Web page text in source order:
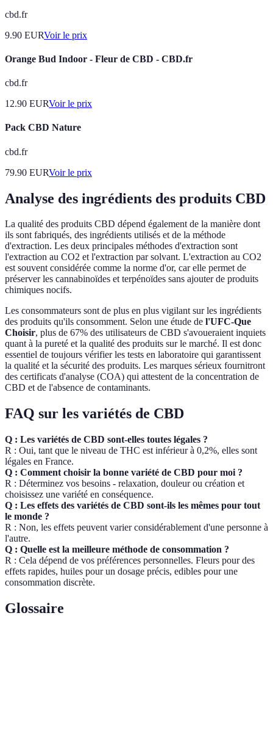
cbd.fr
9.90 EURVoir le prix
Orange Bud Indoor - Fleur de CBD - CBD.fr
cbd.fr
12.90 EURVoir le prix
Pack CBD Nature
cbd.fr
79.90 EURVoir le prix
Analyse des ingrédients des produits CBD
La qualité des produits CBD dépend également de la manière dont
ils sont fabriqués, des ingrédients utilisés et de la méthode
d'extraction. Les deux principales méthodes d'extraction sont
l'extraction au CO2 et l'extraction par solvant. L'extraction au CO2
est souvent considérée comme la norme d'or, car elle permet de
préserver les cannabinoïdes et terpénoïdes sans ajouter de produits
chimiques nocifs.
Les consommateurs sont de plus en plus vigilant sur les ingrédients
des produits qu'ils consomment. Selon une étude de l'UFC-Que
Choisir, plus de 67% des utilisateurs de CBD s'avoueraient inquiets
quant à la pureté et la qualité des produits sur le marché. Il est donc
essentiel de toujours vérifier les tests en laboratoire qui garantissent
la qualité et la sécurité des produits. Les marques sérieux fournitront
des certificats d'analyse (COA) qui attestent de la concentration de
CBD et de l'absence de contaminants.
FAQ sur les variétés de CBD
Q : Les variétés de CBD sont-elles toutes légales ?
R : Oui, tant que le niveau de THC est inférieur à 0,2%, elles sont
légales en France.
Q : Comment choisir la bonne variété de CBD pour moi ?
R : Déterminez vos besoins - relaxation, douleur ou création et
choisissez une variété en conséquence.
Q : Les effets des variétés de CBD sont-ils les mêmes pour tout
le monde ?
R : Non, les effets peuvent varier considérablement d'une personne à
l'autre.
Q : Quelle est la meilleure méthode de consommation ?
R : Cela dépend de vos préférences personnelles. Fleurs pour des
effets rapides, huiles pour un dosage précis, edibles pour une
consommation discrète.
Glossaire